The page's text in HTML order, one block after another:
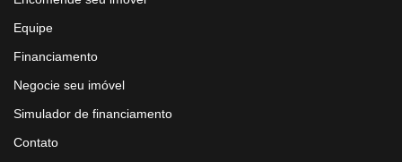
Equipe
Financiamento
Negocie seu imóvel
Simulador de financiamento
Contato